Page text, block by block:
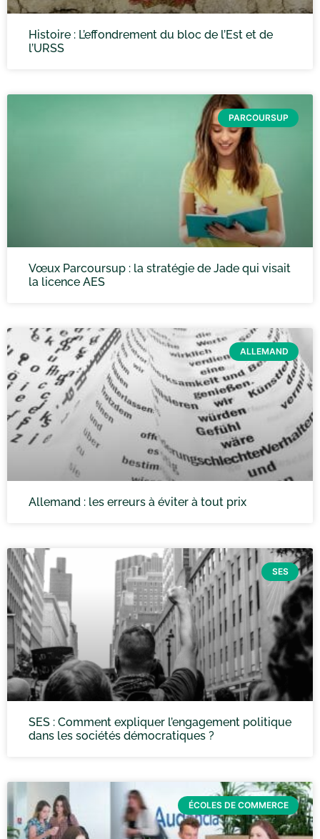
Histoire : L’effondrement du bloc de l’Est et de
l’URSS
PARCOURSUP
Vœux Parcoursup : la stratégie de Jade qui visait
la licence AES
ALLEMAND
Allemand : les erreurs à éviter à tout prix
SES
SES : Comment expliquer l’engagement politique
dans les sociétés démocratiques ?
ÉCOLES DE COMMERCE